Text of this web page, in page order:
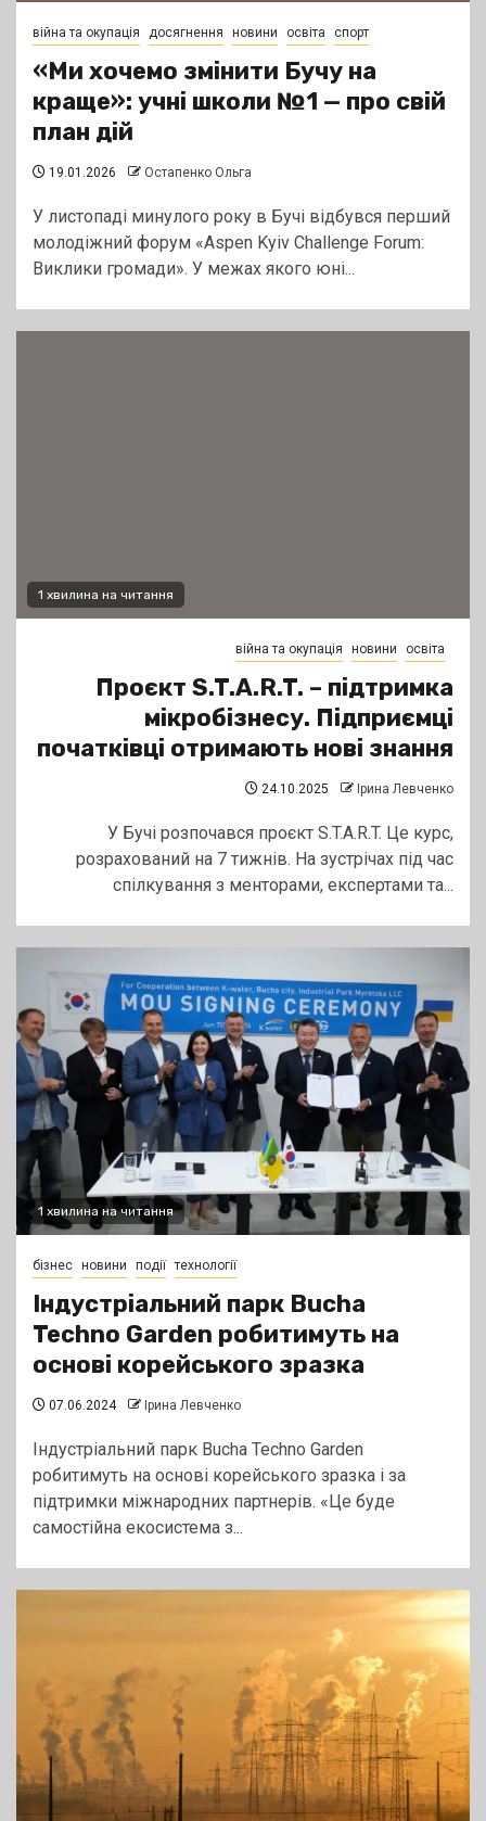
війна та окупація досягнення новини освіта спорт
«Ми хочемо змінити Бучу на
краще»: учні школи №1 — про свій
план дій
19.01.2026 Остапенко Ольга
У листопаді минулого року в Бучі відбувся перший
молодіжний форум «Aspen Kyiv Challenge Forum:
Виклики громади». У межах якого юні...
1 хвилина на читання
війна та окупація новини освіта
Проєкт S.T.A.R.T. – підтримка
мікробізнесу. Підприємці
початківці отримають нові знання
24.10.2025 Ірина Левченко
У Бучі розпочався проєкт S.T.A.R.T. Це курс,
розрахований на 7 тижнів. На зустрічах під час
спілкування з менторами, експертами та...
1 хвилина на читання
бізнес новини події технології
Індустріальний парк Bucha
Techno Garden робитимуть на
основі корейського зразка
07.06.2024 Ірина Левченко
Індустріальний парк Bucha Techno Garden
робитимуть на основі корейського зразка і за
підтримки міжнародних партнерів. «Це буде
самостійна екосистема з...